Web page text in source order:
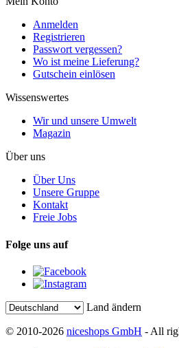
Anmelden
Registrieren
Passwort vergessen?
Wo ist meine Lieferung?
Gutschein einlösen
Wissenswertes
Wir und unsere Umwelt
Magazin
Über uns
Über Uns
Unsere Gruppe
Kontakt
Freie Jobs
Folge uns auf
Land ändern
© 2010-2026 niceshops GmbH - All